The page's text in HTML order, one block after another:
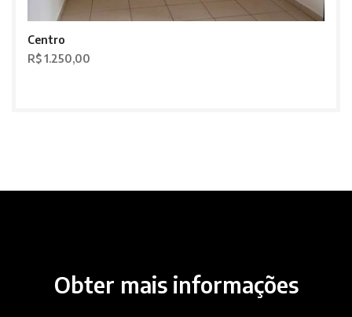
Centro
R$ 1.250,00
Obter mais informações